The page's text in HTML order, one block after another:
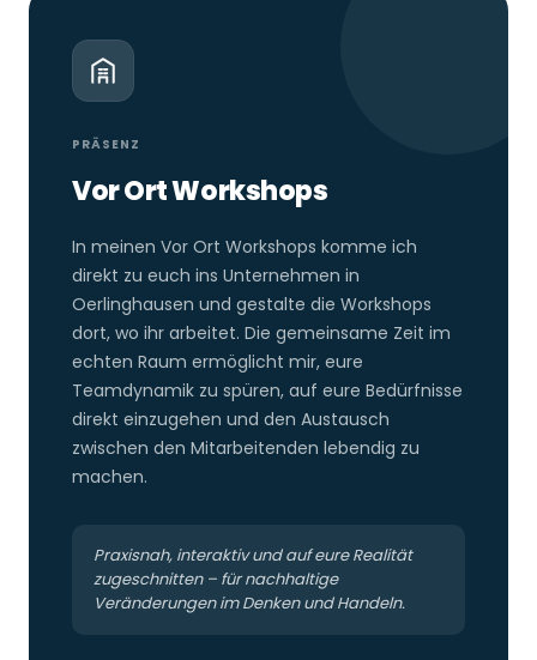
PRÄSENZ
Vor Ort Workshops
In meinen Vor Ort Workshops komme ich
direkt zu euch ins Unternehmen in
Oerlinghausen und gestalte die Workshops
dort, wo ihr arbeitet. Die gemeinsame Zeit im
echten Raum ermöglicht mir, eure
Teamdynamik zu spüren, auf eure Bedürfnisse
direkt einzugehen und den Austausch
zwischen den Mitarbeitenden lebendig zu
machen.
Praxisnah, interaktiv und auf eure Realität
zugeschnitten – für nachhaltige
Veränderungen im Denken und Handeln.